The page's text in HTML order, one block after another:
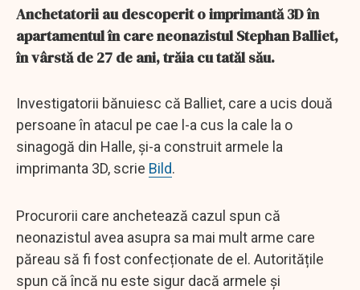
Anchetatorii au descoperit o imprimantă 3D în
apartamentul în care neonazistul Stephan Balliet,
în vârstă de 27 de ani, trăia cu tatăl său.
Investigatorii bănuiesc că Balliet, care a ucis două
persoane în atacul pe cae l-a cus la cale la o
sinagogă din Halle, și-a construit armele la
imprimanta 3D, scrie Bild.
Procurorii care anchetează cazul spun că
neonazistul avea asupra sa mai mult arme care
păreau să fi fost confecționate de el. Autoritățile
spun că încă nu este sigur dacă armele și